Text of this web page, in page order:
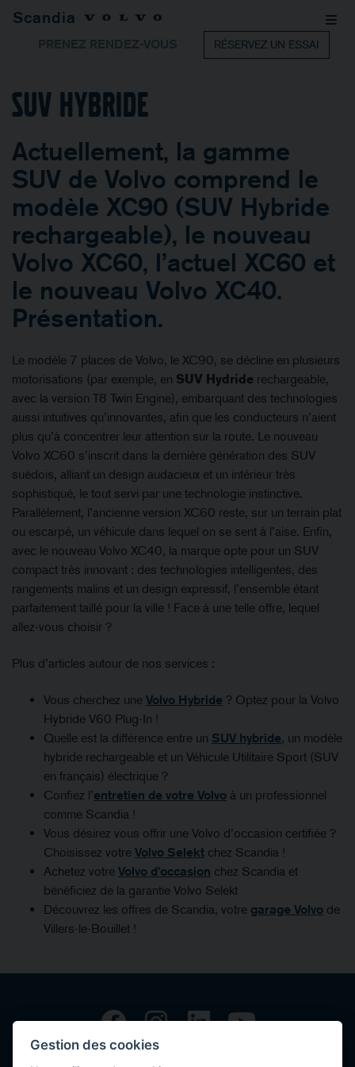
Scandia
PRENEZ RENDEZ-VOUS RÉSERVEZ UN ESSAI
SUV Hybride
Actuellement, la gamme
SUV de Volvo comprend le
modèle XC90 (SUV Hybride
rechargeable), le nouveau
Volvo XC60, l’actuel XC60 et
le nouveau Volvo XC40.
Présentation.
Le modèle 7 places de Volvo, le XC90, se décline en plusieurs
motorisations (par exemple, en SUV Hydride rechargeable,
avec la version T8 Twin Engine), embarquant des technologies
aussi intuitives qu’innovantes, afin que les conducteurs n’aient
plus qu’à concentrer leur attention sur la route. Le nouveau
Volvo XC60 s’inscrit dans la dernière génération des SUV
suédois, alliant un design audacieux et un intérieur très
sophistiqué, le tout servi par une technologie instinctive.
Parallèlement, l’ancienne version XC60 reste, sur un terrain plat
ou escarpé, un véhicule dans lequel on se sent à l’aise. Enfin,
avec le nouveau Volvo XC40, la marque opte pour un SUV
compact très innovant : des technologies intelligentes, des
rangements malins et un design expressif, l’ensemble étant
parfaitement taillé pour la ville ! Face à une telle offre, lequel
allez-vous choisir ?
Plus d’articles autour de nos services :
Vous cherchez une Volvo Hybride ? Optez pour la Volvo
Hybride V60 Plug-In !
Quelle est la différence entre un SUV hybride, un modèle
hybride rechargeable et un Véhicule Utilitaire Sport (SUV
en français) électrique ?
Confiez l’entretien de votre Volvo à un professionnel
comme Scandia !
Vous désirez vous offrir une Volvo d’occasion certifiée ?
Choisissez votre Volvo Selekt chez Scandia !
Achetez votre Volvo d’occasion chez Scandia et
bénéficiez de la garantie Volvo Selekt
Découvrez les offres de Scandia, votre garage Volvo de
Villers-le-Bouillet !
Gestion des cookies